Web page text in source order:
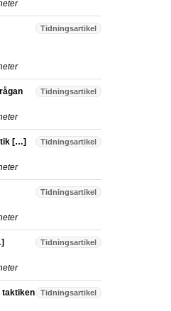
Tidningsartikel
Tidningsartikel
Tidningsartikel
[…]
Tidningsartikel
Tidningsartikel
Tidningsartikel
taktiken